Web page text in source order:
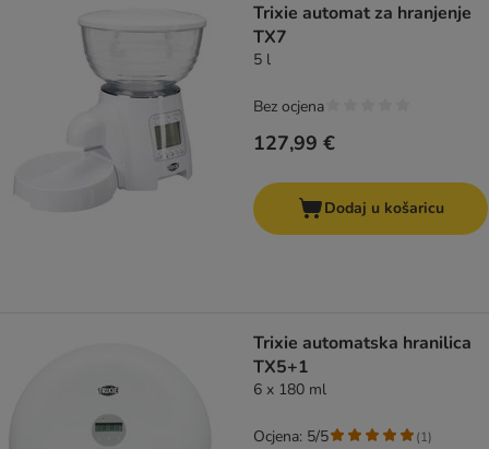
Trixie automat za hranjenje
TX7
5 l
127,99 €
Bez ocjena
Dodaj u košaricu
Trixie automatska hranilica
TX5+1
6 x 180 ml
Ocjena: 5/5 (1)